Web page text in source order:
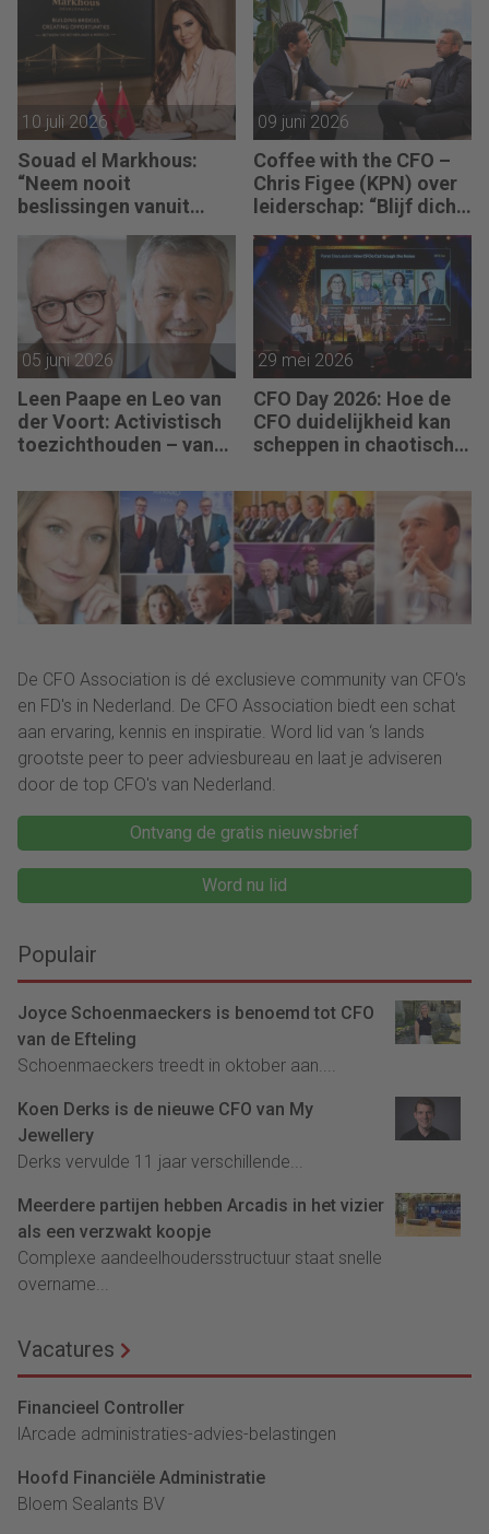
Niet omgekeerd.”
10 juli 2026
Souad el Markhous:
“Neem nooit
beslissingen vanuit
visie.”
09 juni 2026
Coffee with the CFO –
Chris Figee (KPN) over
leiderschap: “Blijf dicht
05 juni 2026
Leen Paape en Leo van
der Voort: Activistisch
toezichthouden – van
29 mei 2026
CFO Day 2026: Hoe de
CFO duidelijkheid kan
scheppen in chaotische
De CFO Association is dé exclusieve community van CFO's
en FD's in Nederland. De CFO Association biedt een schat
aan ervaring, kennis en inspiratie. Word lid van ‘s lands
grootste peer to peer adviesbureau en laat je adviseren
door de top CFO's van Nederland.
Ontvang de gratis nieuwsbrief
Word nu lid
Populair
Joyce Schoenmaeckers is benoemd tot CFO
van de Efteling
Schoenmaeckers treedt in oktober aan....
Koen Derks is de nieuwe CFO van My
Jewellery
Derks vervulde 11 jaar verschillende...
Meerdere partijen hebben Arcadis in het vizier
als een verzwakt koopje
Complexe aandeelhoudersstructuur staat snelle
overname...
Vacatures
Financieel Controller
lArcade administraties-advies-belastingen
Hoofd Financiële Administratie
Bloem Sealants BV